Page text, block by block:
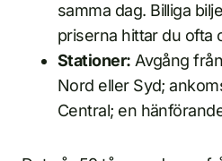
samma dag. Billiga
priserna hittar du ofta
Stationer: Avgång
Nord eller Syd;
Central; en